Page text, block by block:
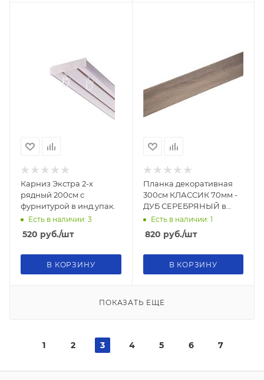
Карниз Экстра 2-х
рядный 200см с
фурнитурой в инд.упак.
Есть в наличии: 3
520 руб./шт
В КОРЗИНУ
Планка декоративная
300см КЛАССИК 70мм -
ДУБ СЕРЕБРЯНЫЙ в
коробке
Есть в наличии: 1
820 руб./шт
В КОРЗИНУ
ПОКАЗАТЬ ЕЩЕ
1 2 3 4 5 6 7